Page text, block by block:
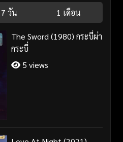
7 วัน 1 เดือน
The Sword (1980) กระบี่ผ่า
กระบี่
5 views